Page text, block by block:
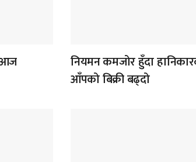
आज
नियमन कमजोर हुँदा
आँपको बिक्री बढ्दो